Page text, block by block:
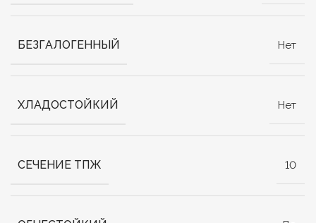
БЕЗГАЛОГЕННЫЙ Нет
ХЛАДОСТОЙКИЙ Нет
СЕЧЕНИЕ ТПЖ 10